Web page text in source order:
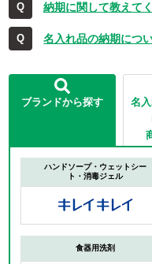
納期に関して教えて
名入れ品の納期につ
ブランドから探す
名
ハンドソープ・ウェットシー
ト・消毒ジェル
食器用洗剤